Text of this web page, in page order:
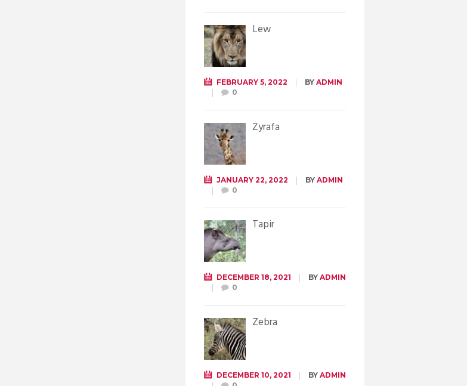
Lew
FEBRUARY 5, 2022 BY ADMIN
0
Żyrafa
JANUARY 22, 2022 BY ADMIN
0
Tapir
DECEMBER 18, 2021 BY ADMIN
0
Zebra
DECEMBER 10, 2021 BY ADMIN